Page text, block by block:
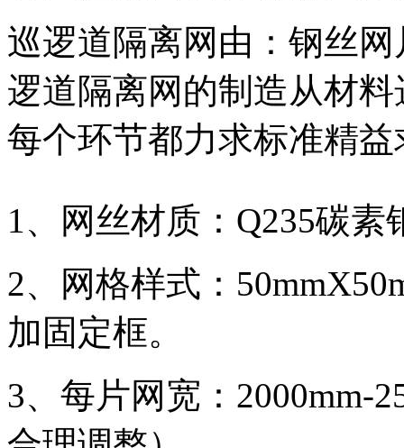
巡逻道隔离网由：钢丝
逻道隔离网的制造从材
每个环节都力求标准精益
1、网丝材质：Q235碳素
2、网格样式：
加固定框。
3、每片网宽：2000mm-